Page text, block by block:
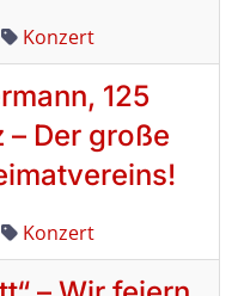
Konzert
125
Der große
Konzert